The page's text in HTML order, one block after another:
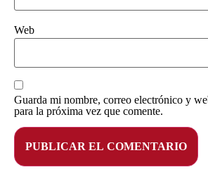
Web
Guarda mi nombre, correo electrónico y
para la próxima vez que comente.